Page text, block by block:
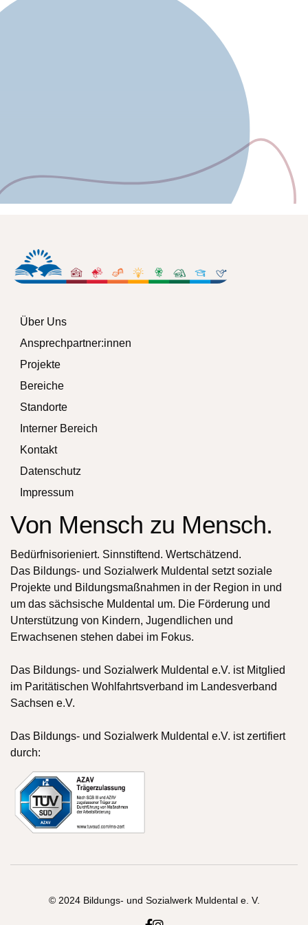
Über Uns
Ansprechpartner:innen
Projekte
Bereiche
Standorte
Interner Bereich
Kontakt
Datenschutz
Impressum
Von Mensch zu Mensch.
Bedürfnisorieniert. Sinnstiftend. Wertschätzend.
Das Bildungs- und Sozialwerk Muldental setzt soziale
Projekte und Bildungsmaßnahmen in der Region in und
um das sächsische Muldental um. Die Förderung und
Unterstützung von Kindern, Jugendlichen und
Erwachsenen stehen dabei im Fokus.
Das Bildungs- und Sozialwerk Muldental e.V. ist Mitglied
im Paritätischen Wohlfahrtsverband im Landesverband
Sachsen e.V.
Das Bildungs- und Sozialwerk Muldental e.V. ist zertifiert
durch:
© 2024 Bildungs- und Sozialwerk Muldental e. V.